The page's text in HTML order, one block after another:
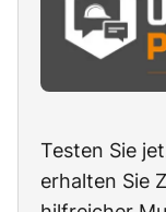
Testen Sie
erhalten Sie